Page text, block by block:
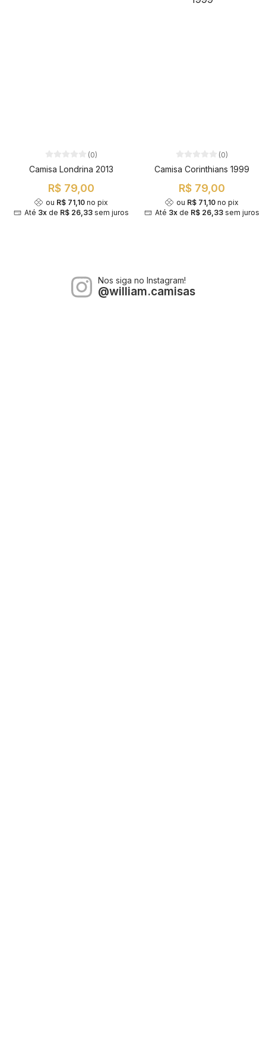
(0)
Camisa Londrina 2013
R$ 79,00
ou R$ 71,10no pix
Até 3x de R$ 26,33 sem juros
(0)
Camisa Corinthians 1999
R$ 79,00
ou R$ 71,10no pix
Até 3x de R$ 26,33 sem juros
Nos siga no Instagram!
@william.camisas